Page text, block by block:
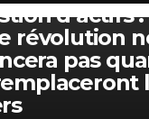
d’actifs :
révolution
pas